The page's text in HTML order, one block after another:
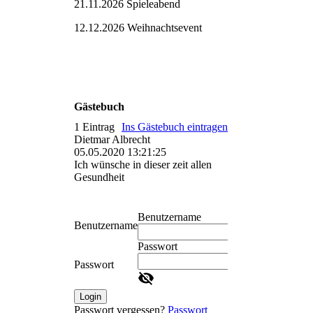
21.11.2026 Spieleabend
12.12.2026 Weihnachtsevent
Gästebuch
1 Eintrag Ins Gästebuch eintragen
Dietmar Albrecht
05.05.2020 13:21:25
Ich wünsche in dieser zeit allen
Gesundheit
Benutzername
Benutzername
Passwort
Passwort
Login
Passwort vergessen? Passwort